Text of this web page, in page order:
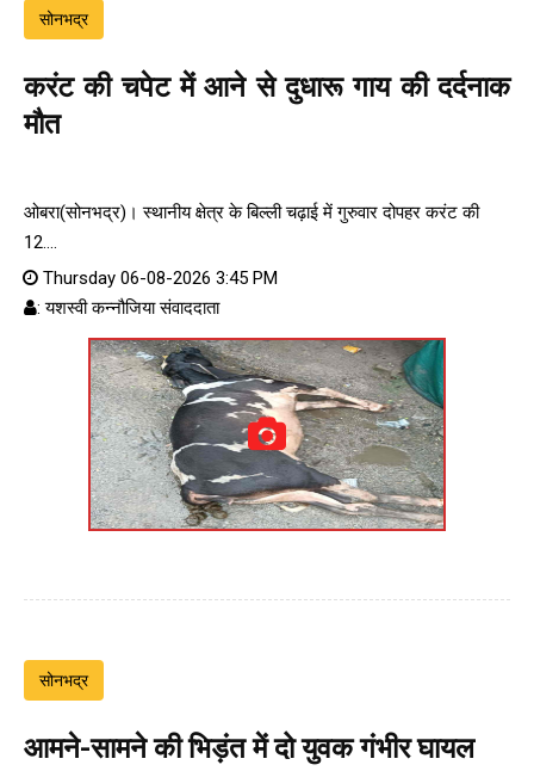
सोनभद्र
करंट की चपेट में आने से दुधारू गाय की दर्दनाक
मौत
ओबरा(सोनभद्र)। स्थानीय क्षेत्र के बिल्ली चढ़ाई में गुरुवार दोपहर करंट की
12....
Thursday 06-08-2026 3:45 PM
: यशस्वी कन्नौजिया संवाददाता
सोनभद्र
आमने-सामने की भिड़ंत में दो युवक गंभीर घायल